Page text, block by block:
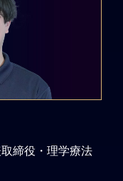
締役・理学療法